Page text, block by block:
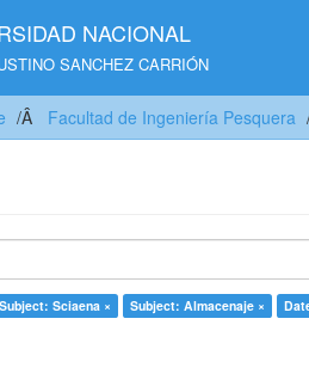
NACIONAL
SANCHEZ CARRIÓN
Facultad de Ingeniería Pesquera
Subject: Sciaena × Subject: Almacenaje ×